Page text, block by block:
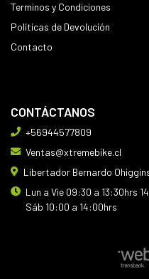
Terminos y Condiciones
Políticas de Devolución
Contacto
CONTÁCTANOS
+56944577809
Ventas@xtremebike.cl
Libertador Bernardo
Lun a Vie 09:30 a 13:30hrs
Sáb 10:00 a 14:00hrs